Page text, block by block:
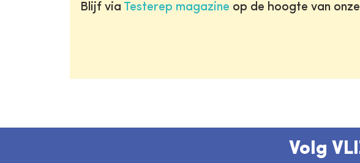
Blijf via Testerep magazine op de hoogte van
Volg